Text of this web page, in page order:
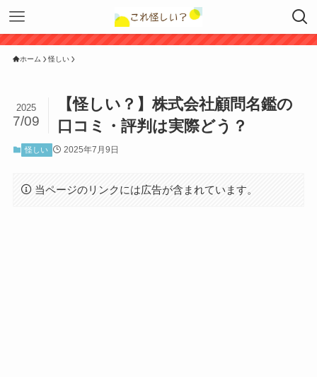
ホーム 怪しい
【怪しい？】株式会社顧問名鑑の
口コミ・評判は実際どう？
2025
7/09
怪しい 2025年7月9日
当ページのリンクには広告が含まれています。